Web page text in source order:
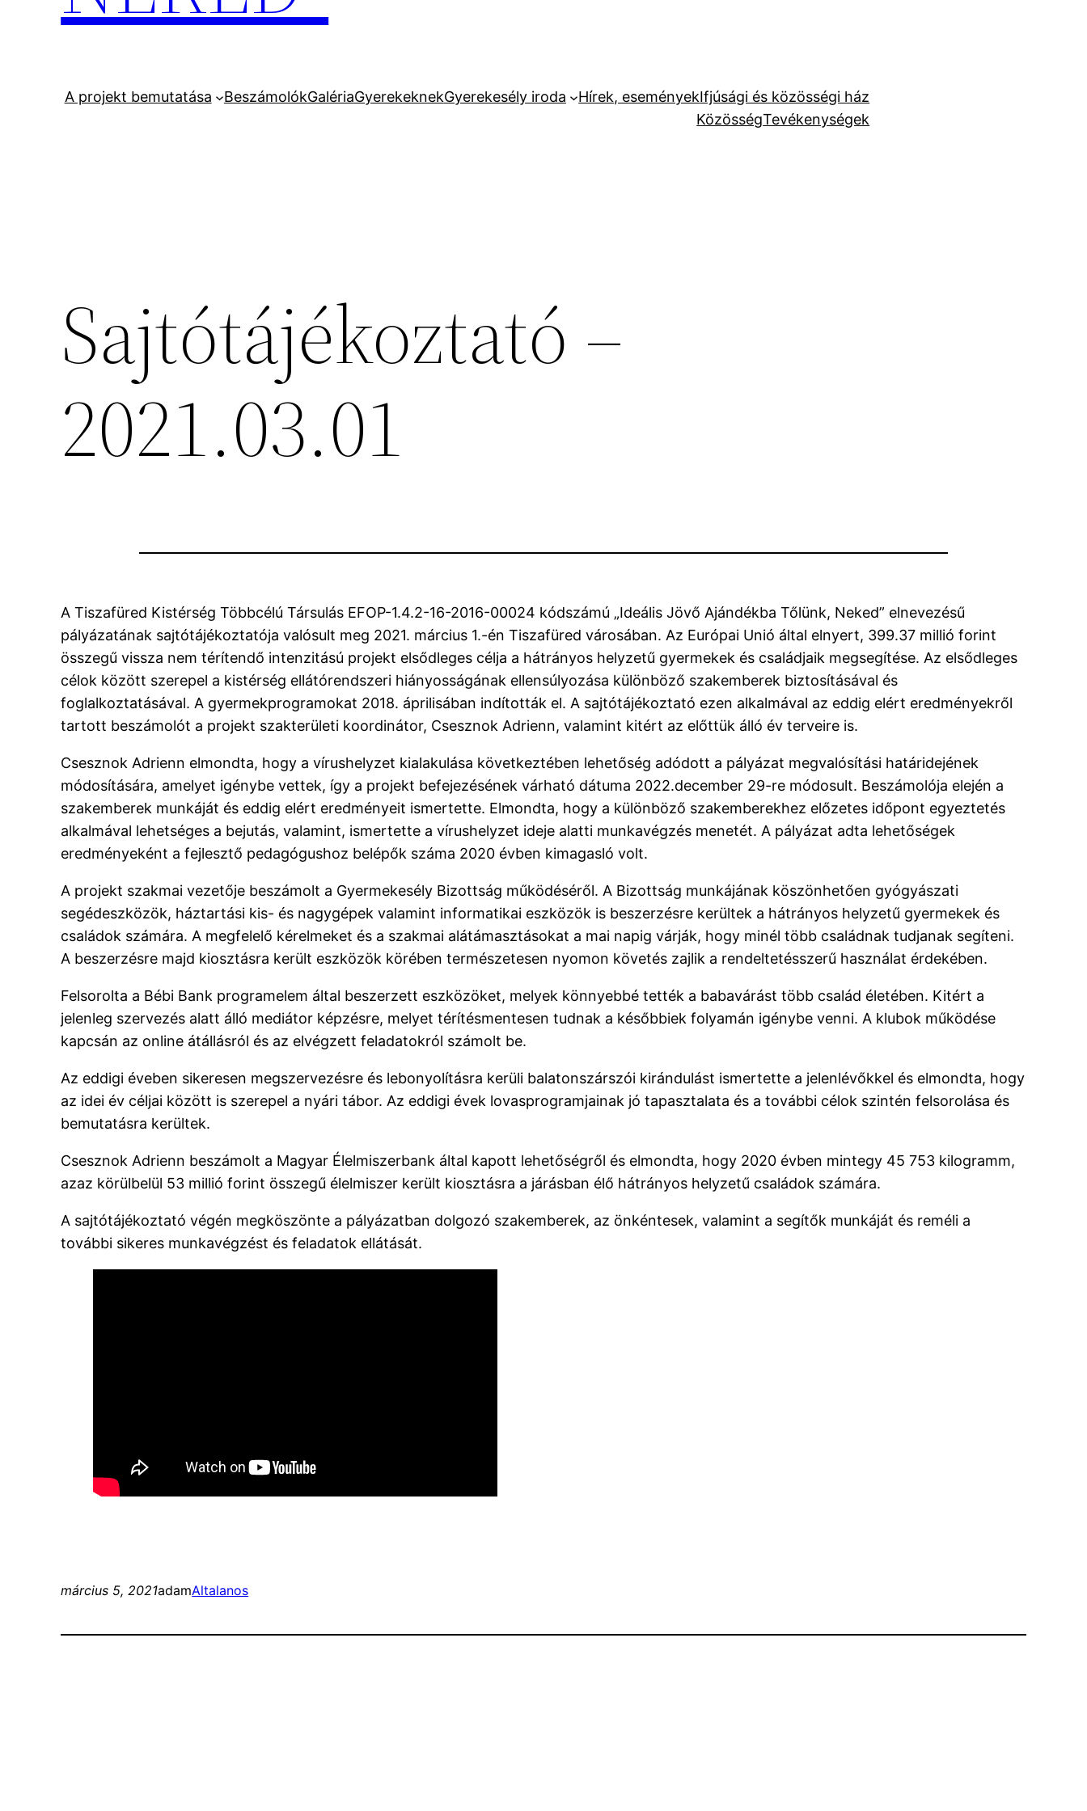
A projekt bemutatása BeszámolókGalériaGyerekeknekGyerekesély iroda Hírek, eseményekIfjúsági és közösségi ház
KözösségTevékenységek
Sajtótájékoztató –
2021.03.01
A Tiszafüred Kistérség Többcélú Társulás EFOP-1.4.2-16-2016-00024 kódszámú „Ideális Jövő Ajándékba Tőlünk, Neked” elnevezésű
pályázatának sajtótájékoztatója valósult meg 2021. március 1.-én Tiszafüred városában. Az Európai Unió által elnyert, 399.37 millió forint
összegű vissza nem térítendő intenzitású projekt elsődleges célja a hátrányos helyzetű gyermekek és családjaik megsegítése. Az elsődleges
célok között szerepel a kistérség ellátórendszeri hiányosságának ellensúlyozása különböző szakemberek biztosításával és
foglalkoztatásával. A gyermekprogramokat 2018. áprilisában indították el. A sajtótájékoztató ezen alkalmával az eddig elért eredményekről
tartott beszámolót a projekt szakterületi koordinátor, Csesznok Adrienn, valamint kitért az előttük álló év terveire is.
Csesznok Adrienn elmondta, hogy a vírushelyzet kialakulása következtében lehetőség adódott a pályázat megvalósítási határidejének
módosítására, amelyet igénybe vettek, így a projekt befejezésének várható dátuma 2022.december 29-re módosult. Beszámolója elején a
szakemberek munkáját és eddig elért eredményeit ismertette. Elmondta, hogy a különböző szakemberekhez előzetes időpont egyeztetés
alkalmával lehetséges a bejutás, valamint, ismertette a vírushelyzet ideje alatti munkavégzés menetét. A pályázat adta lehetőségek
eredményeként a fejlesztő pedagógushoz belépők száma 2020 évben kimagasló volt.
A projekt szakmai vezetője beszámolt a Gyermekesély Bizottság működéséről. A Bizottság munkájának köszönhetően gyógyászati
segédeszközök, háztartási kis- és nagygépek valamint informatikai eszközök is beszerzésre kerültek a hátrányos helyzetű gyermekek és
családok számára. A megfelelő kérelmeket és a szakmai alátámasztásokat a mai napig várják, hogy minél több családnak tudjanak segíteni.
A beszerzésre majd kiosztásra került eszközök körében természetesen nyomon követés zajlik a rendeltetésszerű használat érdekében.
Felsorolta a Bébi Bank programelem által beszerzett eszközöket, melyek könnyebbé tették a babavárást több család életében. Kitért a
jelenleg szervezés alatt álló mediátor képzésre, melyet térítésmentesen tudnak a későbbiek folyamán igénybe venni. A klubok működése
kapcsán az online átállásról és az elvégzett feladatokról számolt be.
Az eddigi éveben sikeresen megszervezésre és lebonyolításra kerüli balatonszárszói kirándulást ismertette a jelenlévőkkel és elmondta, hogy
az idei év céljai között is szerepel a nyári tábor. Az eddigi évek lovasprogramjainak jó tapasztalata és a további célok szintén felsorolása és
bemutatásra kerültek.
Csesznok Adrienn beszámolt a Magyar Élelmiszerbank által kapott lehetőségről és elmondta, hogy 2020 évben mintegy 45 753 kilogramm,
azaz körülbelül 53 millió forint összegű élelmiszer került kiosztásra a járásban élő hátrányos helyzetű családok számára.
A sajtótájékoztató végén megköszönte a pályázatban dolgozó szakemberek, az önkéntesek, valamint a segítők munkáját és reméli a
további sikeres munkavégzést és feladatok ellátását.
március 5, 2021adamAltalanos